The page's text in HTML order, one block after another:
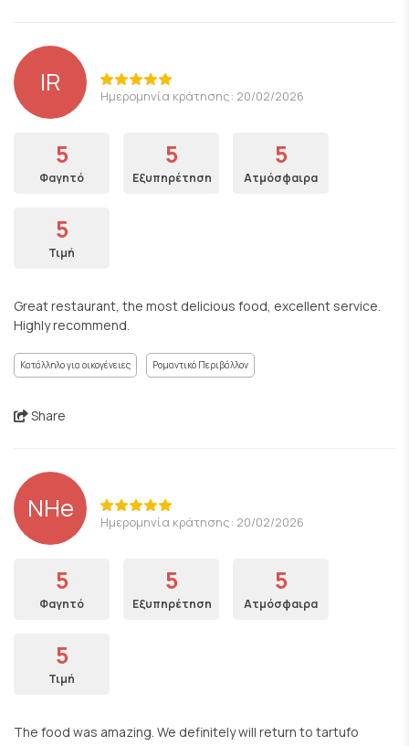
IR Ημερομηνία κράτησης: 20/02/2026
5
Φαγητό
5
Εξυπηρέτηση
5
Ατμόσφαιρα
5
Τιμή
Great restaurant, the most delicious food, excellent service.
Highly recommend.
Κατάλληλο για οικογένειες Ρομαντικό Περιβάλλον
Share
NHe Ημερομηνία κράτησης: 20/02/2026
5
Φαγητό
5
Εξυπηρέτηση
5
Ατμόσφαιρα
5
Τιμή
The food was amazing. We definitely will return to tartufo